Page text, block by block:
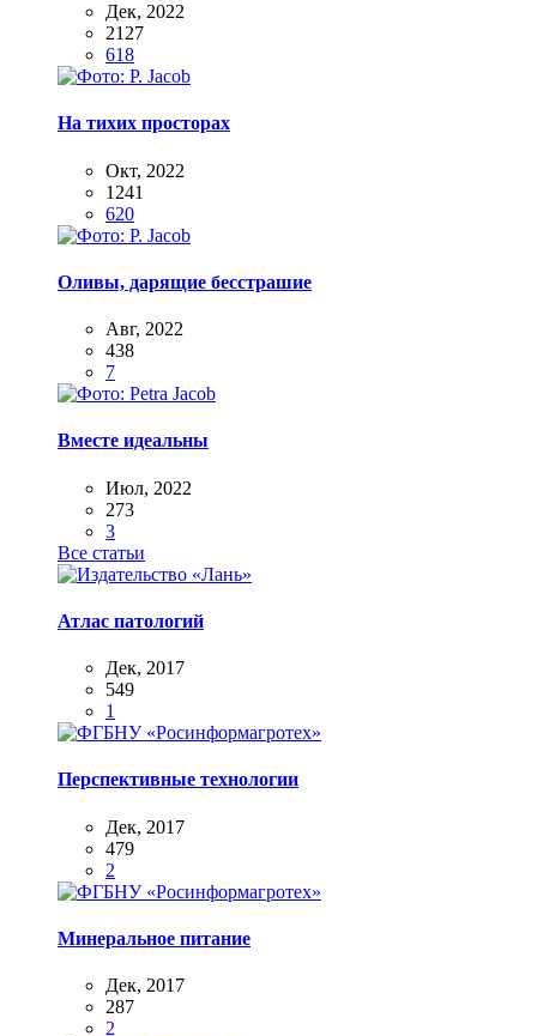
Дек, 2022
2127
618
На тихих просторах
Окт, 2022
1241
620
Оливы, дарящие бесстрашие
Авг, 2022
438
7
Вместе идеальны
Июл, 2022
273
3
Все статьи
Атлас патологий
Дек, 2017
549
1
Перспективные технологии
Дек, 2017
479
2
Минеральное питание
Дек, 2017
287
2